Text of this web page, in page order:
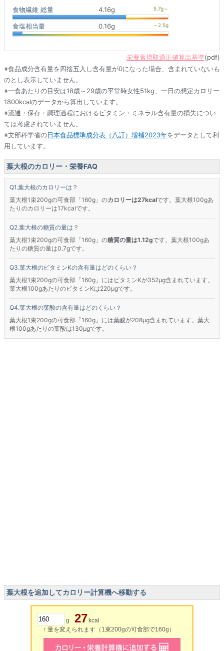
食物繊維 総量
4.16g
食塩相当量 0.16g
栄養素摂取適正値算出基準(pdf)
※食品成分含有量を四捨五入し含有量が0になった場合、含まれていないも
のとし表示していません。
※一食あたりの目安は18歳～29歳の平常時女性51kg、一日の想定カロリー
1800kcalのデータから算出しています。
※流通・保存・調理過程におけるビタミン・ミネラル含有量の損失につい
ては考慮されていません。
※文部科学省の日本食品標準成分表（八訂）増補2023年をデータとして利
用しています。
葉大根のカロリー・栄養FAQ
葉大根のカロリーは？
葉大根1束200gの可食部「160g」のカロリーは27kcalです。葉大根100gあ
たりのカロリーは17kcalです。
葉大根の糖質の量は？
葉大根1束200gの可食部「160g」の糖質の量は1.12gです。葉大根100gあ
たりの糖質の量は0.7gです。
葉大根のビタミンKの含有量はどのくらい？
葉大根1束200gの可食部「160g」にはビタミンKが352μg含まれています。
葉大根100gあたりのビタミンKは220μgです。
葉大根の葉酸の含有量はどのくらい？
葉大根1束200gの可食部「160g」には葉酸が208μg含まれています。葉大
根100gあたりの葉酸は130μgです。
葉大根を追加してカロリー計算機へ移動する
g 27 kcal
↑ 量を変えられます（1束200gの可食部で160g）